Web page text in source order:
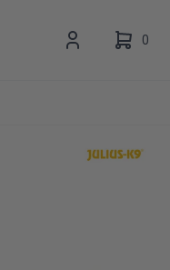
0